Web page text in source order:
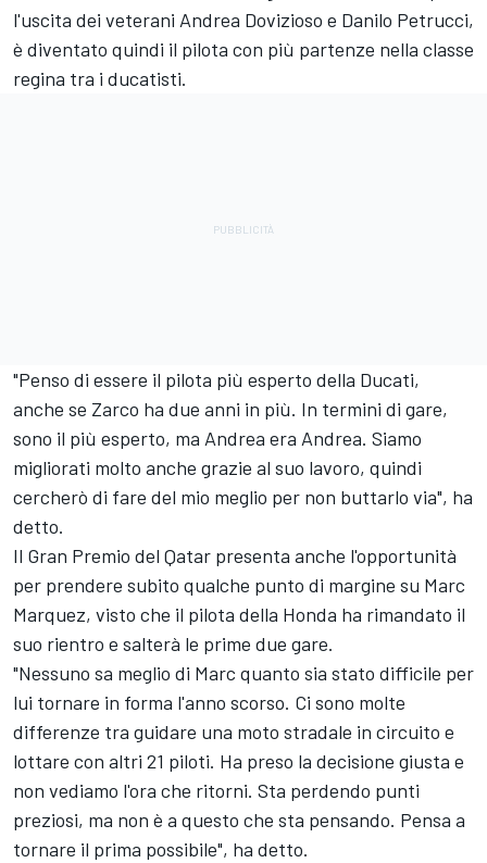
l'uscita dei veterani Andrea Dovizioso e Danilo Petrucci,
è diventato quindi il pilota con più partenze nella classe
regina tra i ducatisti.
"Penso di essere il pilota più esperto della Ducati,
anche se Zarco ha due anni in più. In termini di gare,
sono il più esperto, ma Andrea era Andrea. Siamo
migliorati molto anche grazie al suo lavoro, quindi
cercherò di fare del mio meglio per non buttarlo via", ha
detto.
Il Gran Premio del Qatar presenta anche l'opportunità
per prendere subito qualche punto di margine su Marc
Marquez, visto che il pilota della Honda ha rimandato il
suo rientro e salterà le prime due gare.
"Nessuno sa meglio di Marc quanto sia stato difficile per
lui tornare in forma l'anno scorso. Ci sono molte
differenze tra guidare una moto stradale in circuito e
lottare con altri 21 piloti. Ha preso la decisione giusta e
non vediamo l'ora che ritorni. Sta perdendo punti
preziosi, ma non è a questo che sta pensando. Pensa a
tornare il prima possibile", ha detto.